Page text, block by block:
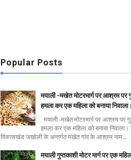
Popular Posts
मयाली -मखेत मोटरमार्ग पर आश्रम पर
हमला कर एक महिला को बनाया निवाला।
मयाली -मखेत मोटरमार्ग पर आश्रम पर
हमला कर एक महिला को बनाया
विकासखंड जखोली के अन्तर्गत मखेत गांव के आश्रम नाम...
मयाली गुप्तकाशी मोटर मार्ग पर एक